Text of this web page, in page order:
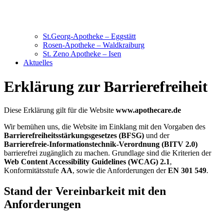
St.Georg-Apotheke – Eggstätt
Rosen-Apotheke – Waldkraiburg
St. Zeno Apotheke – Isen
Aktuelles
Erklärung zur Barrierefreiheit
Diese Erklärung gilt für die Website www.apothecare.de
Wir bemühen uns, die Website im Einklang mit den Vorgaben des
Barrierefreiheitsstärkungsgesetzes (BFSG) und der
Barrierefreie-Informationstechnik-Verordnung (BITV 2.0)
barrierefrei zugänglich zu machen. Grundlage sind die Kriterien der
Web Content Accessibility Guidelines (WCAG) 2.1,
Konformitätsstufe AA, sowie die Anforderungen derEN 301 549.
Stand der Vereinbarkeit mit den
Anforderungen